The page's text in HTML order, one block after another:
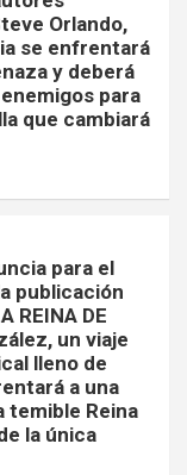
Orlando,
se enfrentará
y deberá
para
que cambiará
para el
publicación
REINA DE
un viaje
lleno de
a una
temible Reina
la única